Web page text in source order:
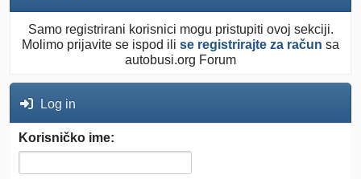
Samo registrirani korisnici mogu pristupiti ovoj sekciji.
Molimo prijavite se ispod ili se registrirajte za račun sa
autobusi.org Forum
Log in
Korisničko ime: